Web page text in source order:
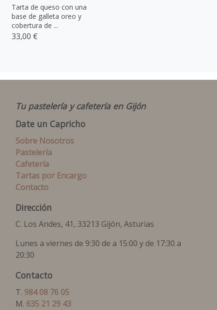
Tarta de queso con una
base de galleta oreo y
cobertura de ...
33,00 €
Tu pastelería y cafetería en Gijón
Date un Capricho
Sobre Nosotros
Pastelería
Cafetería
Tartas por Encargo
Contacto
Dirección
C. Los Andes, 41, 33213 Gijón, Asturias
Lunes a viernes de 9:30 de a 15:00 y de 17:30 a
20:30
Contacto
T. 984 08 76 05
M. 635 21 29 43